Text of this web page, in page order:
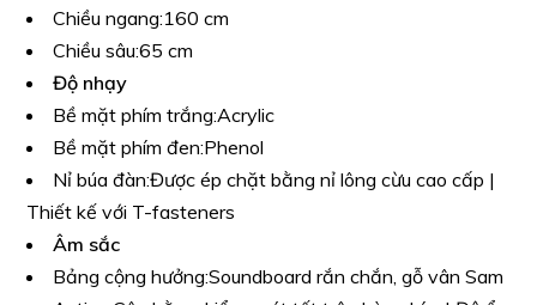
Chiều ngang:160 cm
Chiều sâu:65 cm
Độ nhạy
Bề mặt phím trắng:Acrylic
Bề mặt phím đen:Phenol
Nỉ búa đàn:Được ép chặt bằng nỉ lông cừu cao cấp |
Thiết kế với T-fasteners
Âm sắc
Bảng cộng hưởng:Soundboard rắn chắn, gỗ vân Sam